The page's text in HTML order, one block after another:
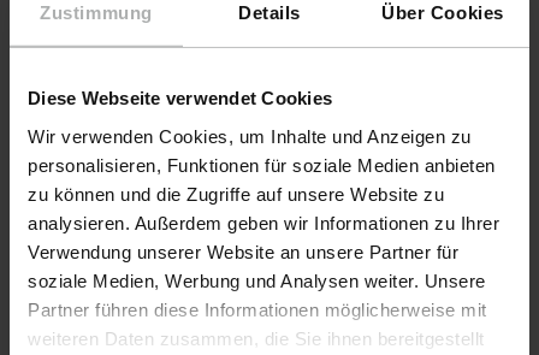
Zustimmung Details Über Cookies
Diese Webseite verwendet Cookies
Wir verwenden Cookies, um Inhalte und Anzeigen zu
personalisieren, Funktionen für soziale Medien anbieten
zu können und die Zugriffe auf unsere Website zu
analysieren. Außerdem geben wir Informationen zu Ihrer
Verwendung unserer Website an unsere Partner für
soziale Medien, Werbung und Analysen weiter. Unsere
Partner führen diese Informationen möglicherweise mit
weiteren Daten zusammen, die Sie ihnen bereitgestellt
Productos
Cuidado DelAutomóvil
Cuidado DeEmbarcaciones
COLOURLOCK CuidadoDelCuero
Accesorios